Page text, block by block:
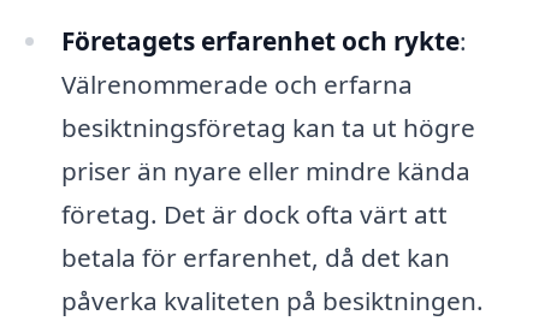
Företagets erfarenhet och rykte:
Välrenommerade och erfarna
besiktningsföretag kan ta ut högre
priser än nyare eller mindre kända
företag. Det är dock ofta värt att
betala för erfarenhet, då det kan
påverka kvaliteten på besiktningen.